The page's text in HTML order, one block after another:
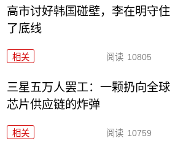
高市讨好韩国碰壁，李在明守住
了底线
相关 阅读 10805
三星五万人罢工：一颗扔向全球
芯片供应链的炸弹
相关 阅读 10759